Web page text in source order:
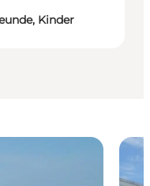
Kinder